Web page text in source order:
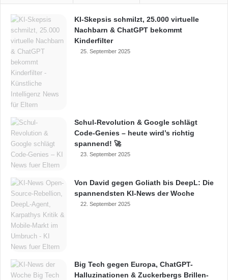
KI-Skepsis schmilzt, 25.000 virtuelle
Nachbarn & ChatGPT bekommt
Kinderfilter
25. September 2025
Schul-Revolution & Google schlägt
Code-Genies – heute wird’s richtig
spannend! 🚀
23. September 2025
Von David gegen Goliath bis DeepL: Die
spannendsten KI-News der Woche
22. September 2025
Big Tech gegen Europa, ChatGPT-
Halluzinationen & Zuckerbergs Brillen-